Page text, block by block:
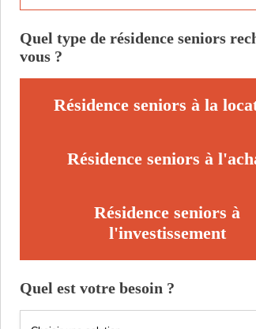
Quel type de résidence seniors
vous ?
Résidence seniors à la
Résidence seniors à
Résidence seniors à
l'investissement
Quel est votre besoin ?